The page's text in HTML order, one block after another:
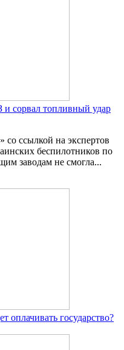
сорвал топливный удар
со ссылкой на экспертов
беспилотников по
заводам не смогла...
оплачивать государство?